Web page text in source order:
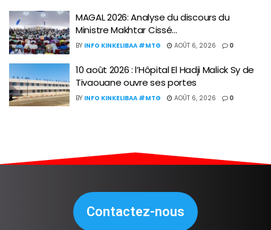
MAGAL 2026: Analyse du discours du
Ministre Makhtar Cissé…
BY INFO KINKELIBAA #MTG AOÛT 6, 2026 0
10 août 2026 : l’Hôpital El Hadji Malick Sy de
Tivaouane ouvre ses portes
BY INFO KINKELIBAA #MTG AOÛT 6, 2026 0
Contactez-nous